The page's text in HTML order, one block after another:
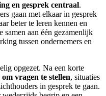
en gesprek centraal.
gaan met elkaar in gesprek
beter te leren kennen en
aan één gezamenlijk
tussen ondernemers en
opgezet. Na een korte
vragen te stellen, situaties
in gesprek te gaan.